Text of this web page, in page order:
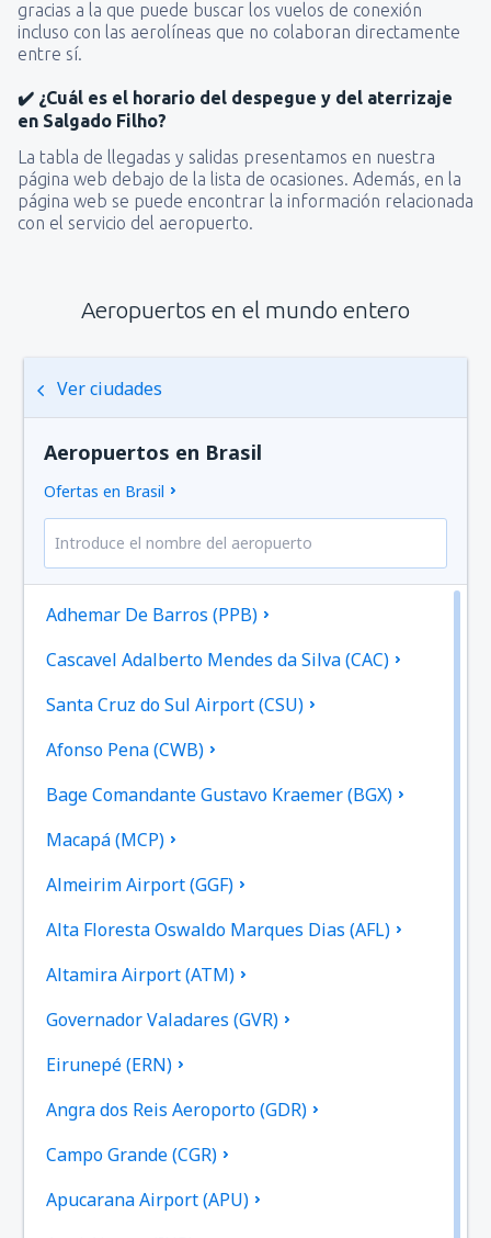
gracias a la que puede buscar los vuelos de conexión
incluso con las aerolíneas que no colaboran directamente
entre sí.
✔️ ¿Cuál es el horario del despegue y del aterrizaje
en Salgado Filho?
La tabla de llegadas y salidas presentamos en nuestra
página web debajo de la lista de ocasiones. Además, en la
página web se puede encontrar la información relacionada
con el servicio del aeropuerto.
Aeropuertos en el mundo entero
Ver ciudades
Aeropuertos en Brasil
Ofertas en Brasil
Adhemar De Barros (PPB)
Cascavel Adalberto Mendes da Silva (CAC)
Santa Cruz do Sul Airport (CSU)
Afonso Pena (CWB)
Bage Comandante Gustavo Kraemer (BGX)
Macapá (MCP)
Almeirim Airport (GGF)
Alta Floresta Oswaldo Marques Dias (AFL)
Altamira Airport (ATM)
Governador Valadares (GVR)
Eirunepé (ERN)
Angra dos Reis Aeroporto (GDR)
Campo Grande (CGR)
Apucarana Airport (APU)